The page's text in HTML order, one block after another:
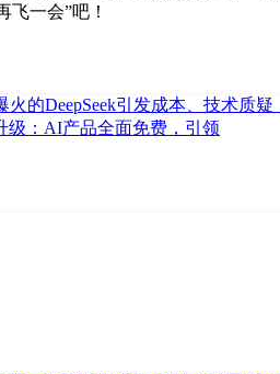
一会”吧！
火的DeepSeek引发成本、技术质疑
级：AI产品全面免费，引领